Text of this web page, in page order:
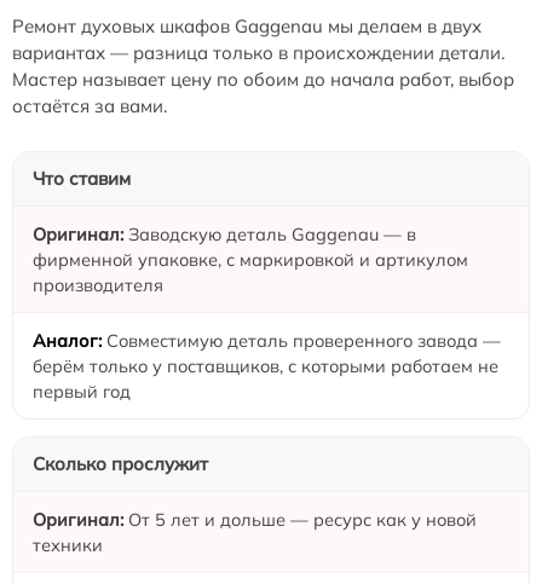
Ремонт духовых шкафов Gaggenau мы делаем в двух
вариантах — разница только в происхождении детали.
Мастер называет цену по обоим до начала работ, выбор
остаётся за вами.
Что ставим
Заводскую деталь Gaggenau — в
фирменной упаковке, с маркировкой и артикулом
производителя
Совместимую деталь проверенного завода —
берём только у поставщиков, с которыми работаем не
первый год
Сколько прослужит
От 5 лет и дольше — ресурс как у новой
техники